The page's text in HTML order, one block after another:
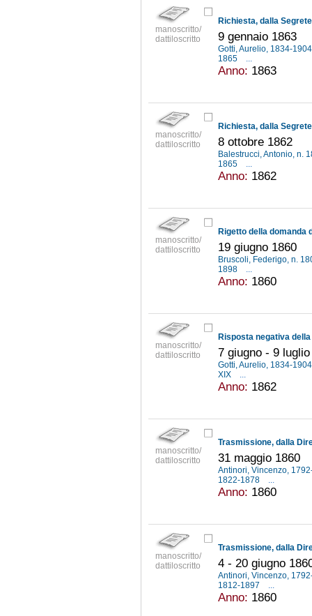
manoscritto/
dattiloscritto
9 gennaio 1863
Gotti, Aurelio, 1834-
1865
...
Anno: 1863
manoscritto/
dattiloscritto
8 ottobre 1862
Balestrucci, Antonio, n.
1865
...
Anno: 1862
manoscritto/
dattiloscritto
19 giugno 1860
Bruscoli, Federigo, n.
1898
...
Anno: 1860
manoscritto/
dattiloscritto
7 giugno - 9
Gotti, Aurelio, 1834-
XIX
...
Anno: 1862
manoscritto/
dattiloscritto
31 maggio 1860
Antinori, Vincenzo,
1822-1878
...
Anno: 1860
manoscritto/
dattiloscritto
4 - 20 giugno
Antinori, Vincenzo,
1812-1897
...
Anno: 1860